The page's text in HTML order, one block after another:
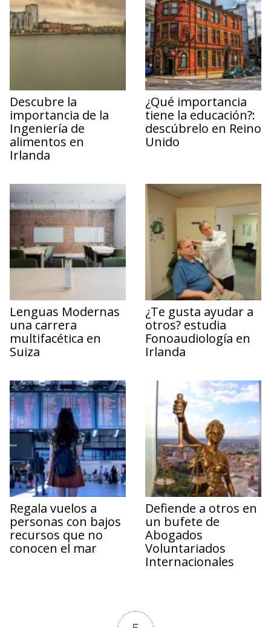
Descubre la
importancia de la
Ingeniería de
alimentos en
Irlanda
¿Qué importancia
tiene la educación?:
descúbrelo en Reino
Unido
Lenguas Modernas
una carrera
multifacética en
Suiza
¿Te gusta ayudar a
otros? estudia
Fonoaudiología en
Irlanda
Regala vuelos a
personas con bajos
recursos que no
conocen el mar
Defiende a otros en
un bufete de
Abogados
Voluntariados
Internacionales